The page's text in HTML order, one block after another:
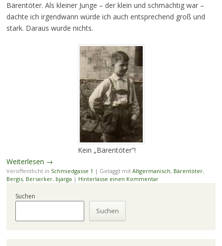
Bärentöter. Als kleiner Junge – der klein und schmächtig war –
dachte ich irgendwann würde ich auch entsprechend groß und
stark. Daraus wurde nichts.
Kein „Bärentöter“!
Weiterlesen →
Veröffentlicht in Schmiedgasse 1 | Getaggt mit Altgermanisch, Bärentöter,
Bergis, Berserker, bjarga | Hinterlasse einen Kommentar
Suchen
Suchen